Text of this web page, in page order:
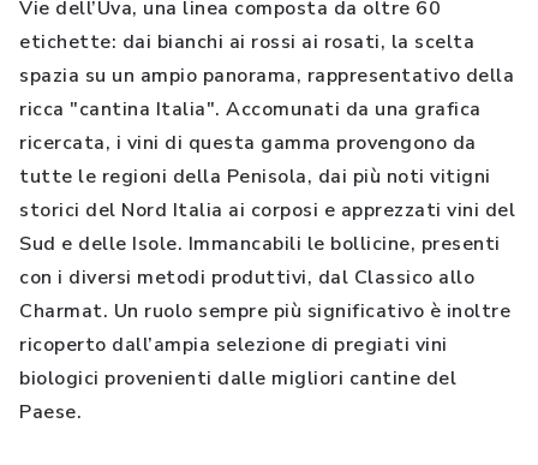
Vie dell’Uva, una linea composta da oltre 60
etichette: dai bianchi ai rossi ai rosati, la scelta
spazia su un ampio panorama, rappresentativo della
ricca "cantina Italia". Accomunati da una grafica
ricercata, i vini di questa gamma provengono da
tutte le regioni della Penisola, dai più noti vitigni
storici del Nord Italia ai corposi e apprezzati vini del
Sud e delle Isole. Immancabili le bollicine, presenti
con i diversi metodi produttivi, dal Classico allo
Charmat. Un ruolo sempre più significativo è inoltre
ricoperto dall’ampia selezione di pregiati vini
biologici provenienti dalle migliori cantine del
Paese.